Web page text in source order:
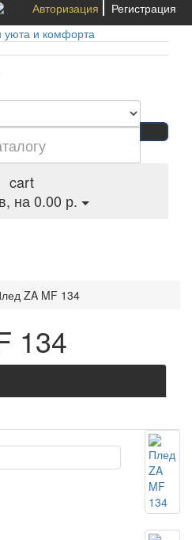
Авторизация Регистрация
на 0.00 р.
ZA MF 134
134